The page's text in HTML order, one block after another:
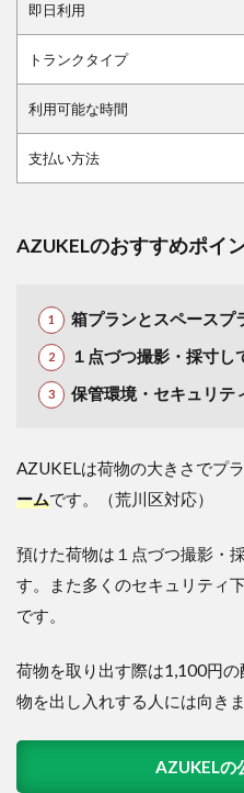
即日利用
トランクタイプ
利用可能な時間
支払い方法
AZUKELのおすすめポイ
箱プランとスペースプ
１点づつ撮影・採寸し
保管環境・セキュリテ
AZUKELは荷物の大きさでプ
ームです。（荒川区対応）
預けた荷物は１点づつ撮影・
す。また多くのセキュリティ
です。
荷物を取り出す際は1,100円
物を出し入れする人には向きま
AZUKELの